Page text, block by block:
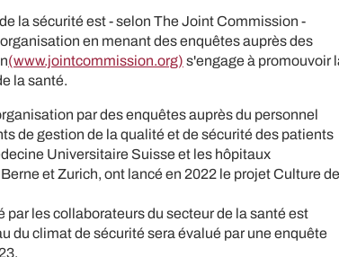
la sécurité est - selon The Joint Commission -
en menant des enquêtes auprès des
(www.jointcommission.org) s'engage à promouvoir
la santé.
par des enquêtes auprès du personnel
de gestion de la qualité et de sécurité des patients
Universitaire Suisse et les hôpitaux
et Zurich, ont lancé en 2022 le projet Culture de
par les collaborateurs du secteur de la santé est
du climat de sécurité sera évalué par une enquête